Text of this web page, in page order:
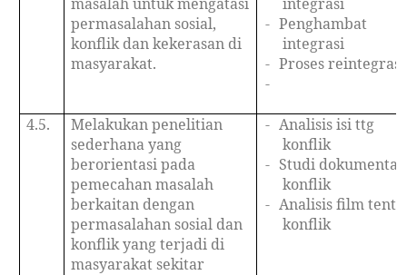
permasalahan sosial,
konflik dan kekerasan di
masyarakat.
- Penghambat
integrasi
- Proses reintegrasi
-
4.5.
Melakukan penelitian
sederhana yang
berorientasi pada
pemecahan masalah
berkaitan dengan
permasalahan sosial dan
konflik yang terjadi di
masyarakat sekitar
- Analisis isi ttg
konflik
- Studi
konflik
- Analisis film
konflik